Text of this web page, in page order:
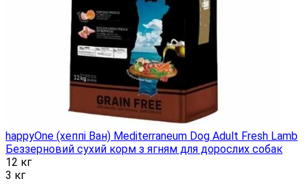
happyOne (хеппі Ван) Mediterraneum Dog Adult Fresh Lamb
Беззерновий сухий корм з ягням для дорослих собак
12 кг
3 кг